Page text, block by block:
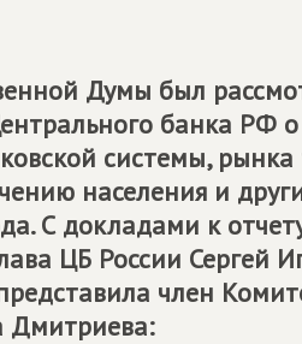
Думы был
банка РФ
системы, рынка
населения и
С докладами к
ЦБ России Сергей
член
Дмитриева: